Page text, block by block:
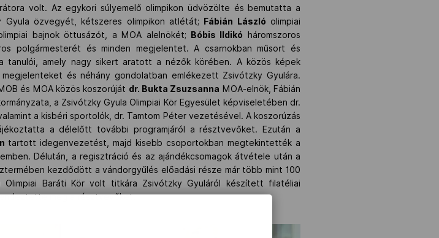
volt. Az egykori súlyemelő olimpikon üdvözölte és bemutatta a
Gyula özvegyét, kétszeres olimpikon atlétát; Fábián László olimpiai
bajnok öttusázót, a MOA alelnökét; Bóbis Ildikó háromszoros
polgármesterét és minden megjelentet. A csarnokban műsort és
tanulói, amely nagy sikert aratott a nézők körében. A közös képek
és néhány gondolatban emlékezett Zsivótzky Gyulára.
és MOA közös koszorúját dr. Bukta Zsuzsanna MOA-elnök, Fábián
a Zsivótzky Gyula Olimpiai Kör Egyesület képviseletében dr.
a kisbéri sportolók, dr. Tamtom Péter vezetésével. A koszorúzás
a délelőtt további programjáról a résztvevőket. Ezután a
tartott idegenvezetést, majd kisebb csoportokban megtekintették a
Délután, a regisztráció és az ajándékcsomagok átvétele után a
kezdődött a vándorgyűlés előadási része már több mint 100
Olimpiai Baráti Kör volt titkára Zsivótzky Gyuláról készített filatéliai
meg a résztvevőket.